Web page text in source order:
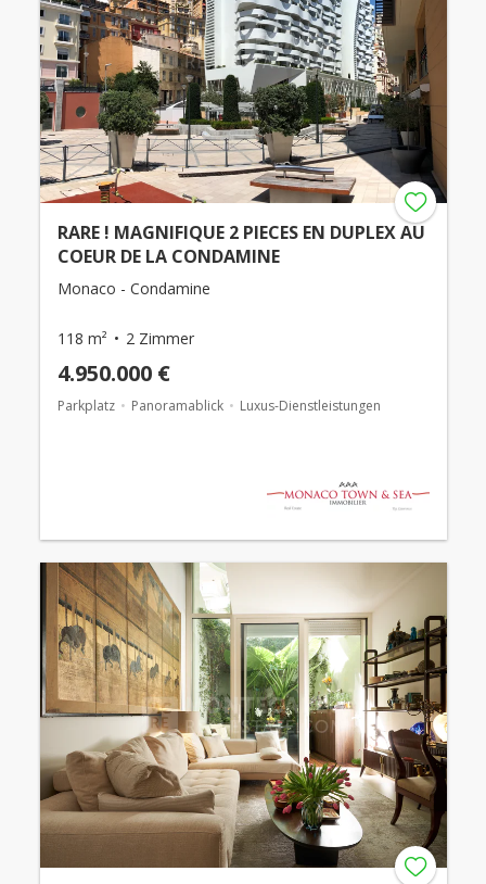
RARE ! MAGNIFIQUE 2 PIECES EN DUPLEX AU
COEUR DE LA CONDAMINE
Monaco - Condamine
118 m² 2 Zimmer
4.950.000 €
Parkplatz Panoramablick Luxus-Dienstleistungen